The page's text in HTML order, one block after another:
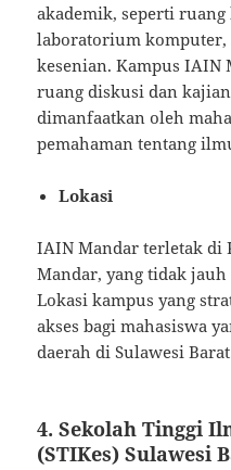
akademik, seperti
laboratorium komputer,
kesenian. Kampus IAIN
ruang diskusi dan
dimanfaatkan oleh
pemahaman tentang
Lokasi
IAIN Mandar terletak di
Mandar, yang tidak
Lokasi kampus yang
akses bagi mahasiswa
daerah di Sulawesi
4.Sekolah Tinggi
(STIKes) Sulawesi